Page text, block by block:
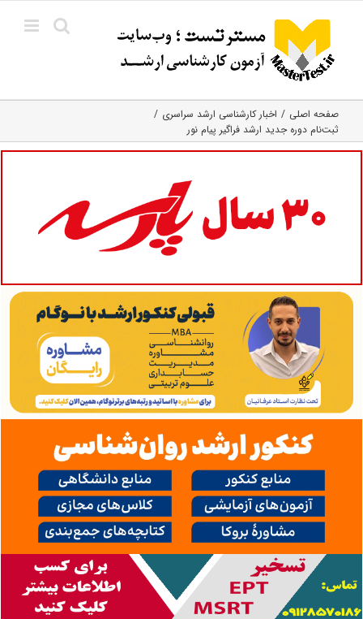
content
صفحه اصلی
اخبار کارشناسی ارشد سراسری
ثبت‌نام دوره جدید ارشد فراگیر پیام نور